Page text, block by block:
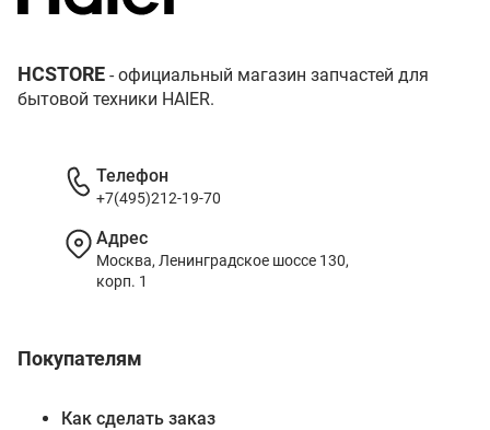
HCSTORE - официальный магазин запчастей для
бытовой техники HAIER.
Покупателям
Как сделать заказ
Телефон
+7(495)212-19-70
Адрес
Москва, Ленинградское шоссе 130,
корп. 1